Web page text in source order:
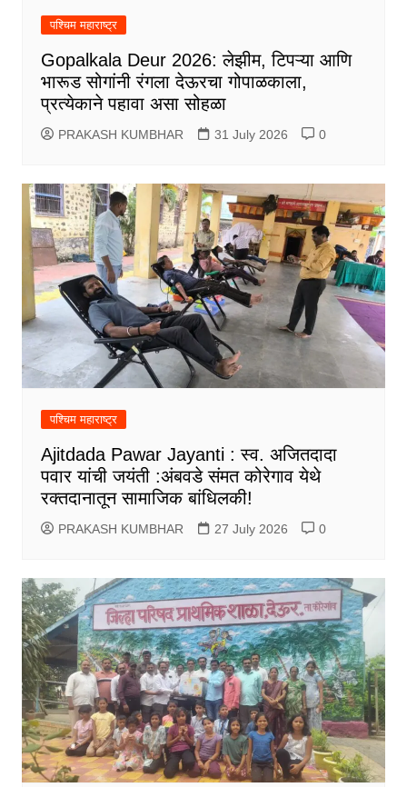
पश्चिम महाराष्ट्र
Gopalkala Deur 2026: लेझीम, टिपऱ्या आणि
भारूड सोगांनी रंगला देऊरचा गोपाळकाला,
प्रत्येकाने पहावा असा सोहळा
PRAKASH KUMBHAR 31 July 2026 0
पश्चिम महाराष्ट्र
Ajitdada Pawar Jayanti : स्व. अजितदादा
पवार यांची जयंती :अंबवडे संमत कोरेगाव येथे
रक्तदानातून सामाजिक बांधिलकी!
PRAKASH KUMBHAR 27 July 2026 0